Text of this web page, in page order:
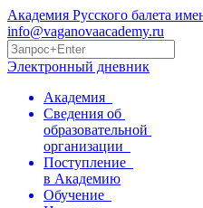
Академия Русского балета
info@vaganovaacademy.ru
Электронный дневник
Академия
Сведения об
образовательной
организации
Поступление
в Академию
Обучение